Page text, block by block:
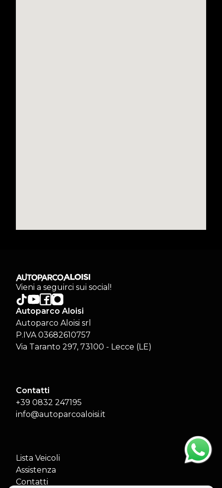
Vieni a seguirci sui social!
Autoparco Aloisi
Autoparco Aloisi srl
P.IVA 03682610757
Via Taranto 297, 73100 - Lecce (LE)
Contatti
+39 0832 247195
info@autoparcoaloisi.it
Lista Veicoli
Assistenza
Contatti